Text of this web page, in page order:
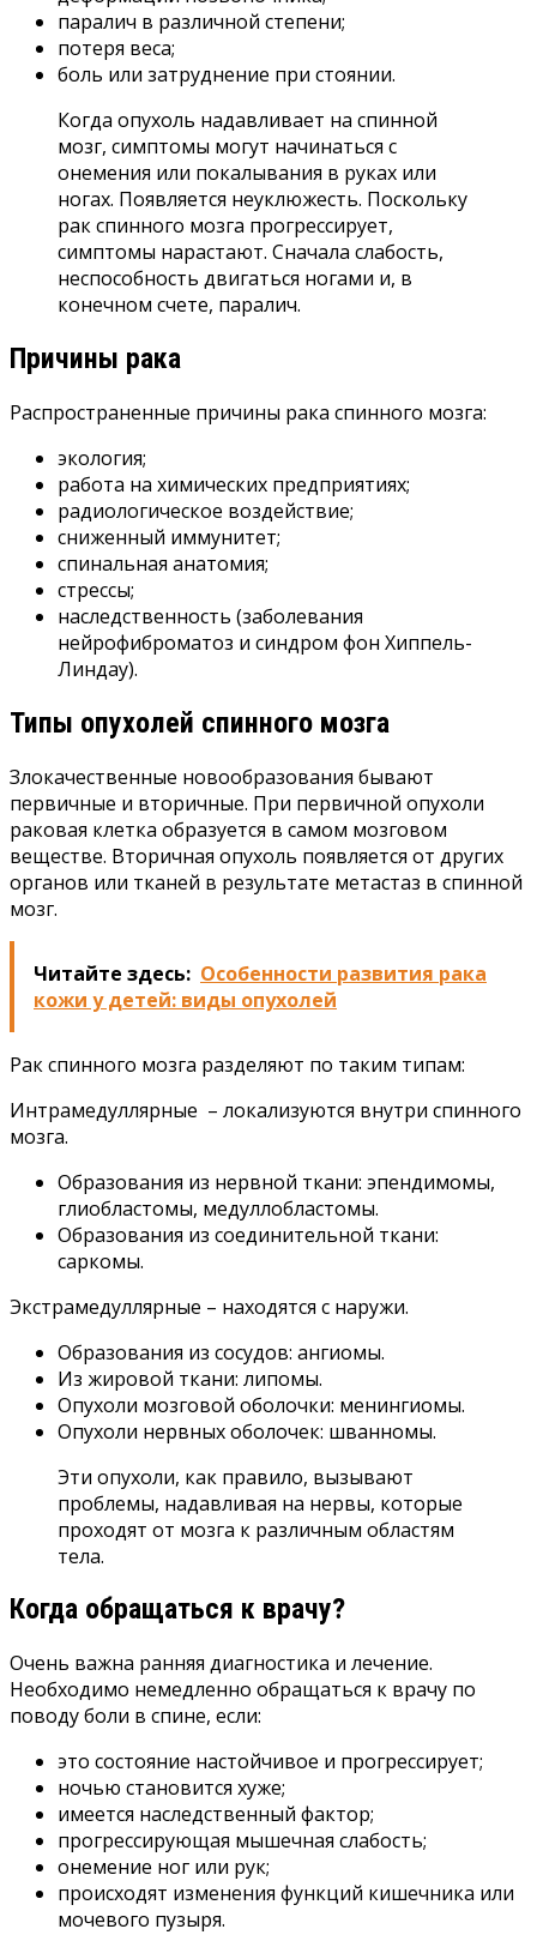
паралич в различной степени;
потеря веса;
боль или затруднение при стоянии.
Когда опухоль надавливает на спинной
мозг, симптомы могут начинаться с
онемения или покалывания в руках или
ногах. Появляется неуклюжесть. Поскольку
рак спинного мозга прогрессирует,
симптомы нарастают. Сначала слабость,
неспособность двигаться ногами и, в
конечном счете, паралич.
Причины рака
Распространенные причины рака спинного мозга:
экология;
работа на химических предприятиях;
радиологическое воздействие;
сниженный иммунитет;
спинальная анатомия;
стрессы;
наследственность (заболевания
нейрофиброматоз и синдром фон Хиппель-
Линдау).
Типы опухолей спинного мозга
Злокачественные новообразования бывают
первичные и вторичные. При первичной опухоли
раковая клетка образуется в самом мозговом
веществе. Вторичная опухоль появляется от других
органов или тканей в результате метастаз в спинной
мозг.
Читайте здесь: Особенности развития рака
кожи у детей: виды опухолей
Рак спинного мозга разделяют по таким типам:
Интрамедуллярные – локализуются внутри спинного
мозга.
Образования из нервной ткани: эпендимомы,
глиобластомы, медуллобластомы.
Образования из соединительной ткани:
саркомы.
Экстрамедуллярные – находятся с наружи.
Образования из сосудов: ангиомы.
Из жировой ткани: липомы.
Опухоли мозговой оболочки: менингиомы.
Опухоли нервных оболочек: шванномы.
Эти опухоли, как правило, вызывают
проблемы, надавливая на нервы, которые
проходят от мозга к различным областям
тела.
Когда обращаться к врачу?
Очень важна ранняя диагностика и лечение.
Необходимо немедленно обращаться к врачу по
поводу боли в спине, если:
это состояние настойчивое и прогрессирует;
ночью становится хуже;
имеется наследственный фактор;
прогрессирующая мышечная слабость;
онемение ног или рук;
происходят изменения функций кишечника или
мочевого пузыря.